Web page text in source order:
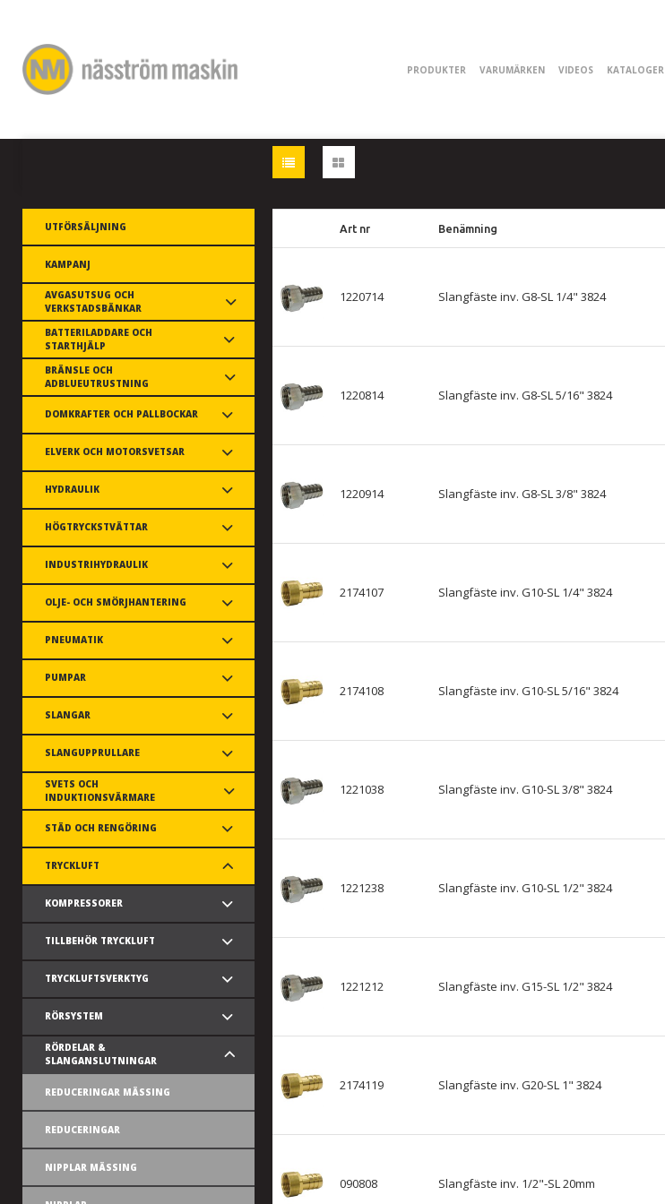
PRODUKTER VARUMÄRKEN VIDEOS KATALOGER
UTFÖRSÄLJNING
KAMPANJ
AVGASUTSUG OCH
VERKSTADSBÄNKAR
BATTERILADDARE OCH
STARTHJÄLP
BRÄNSLE OCH
ADBLUEUTRUSTNING
DOMKRAFTER OCH PALLBOCKAR
ELVERK OCH MOTORSVETSAR
HYDRAULIK
HÖGTRYCKSTVÄTTAR
INDUSTRIHYDRAULIK
OLJE- OCH SMÖRJHANTERING
PNEUMATIK
PUMPAR
SLANGAR
SLANGUPPRULLARE
SVETS OCH
INDUKTIONSVÄRMARE
STÄD OCH RENGÖRING
TRYCKLUFT
KOMPRESSORER
TILLBEHÖR TRYCKLUFT
TRYCKLUFTSVERKTYG
RÖRSYSTEM
RÖRDELAR &
SLANGANSLUTNINGAR
REDUCERINGAR MÄSSING
REDUCERINGAR
NIPPLAR MÄSSING
Art nr Benämning
1220714 Slangfäste inv. G8-SL 1/4" 3824
1220814 Slangfäste inv. G8-SL 5/16" 3824
1220914 Slangfäste inv. G8-SL 3/8" 3824
2174107 Slangfäste inv. G10-SL 1/4" 3824
2174108 Slangfäste inv. G10-SL 5/16" 3824
1221038 Slangfäste inv. G10-SL 3/8" 3824
1221238 Slangfäste inv. G10-SL 1/2" 3824
1221212 Slangfäste inv. G15-SL 1/2" 3824
2174119 Slangfäste inv. G20-SL 1" 3824
090808 Slangfäste inv. 1/2"-SL 20mm